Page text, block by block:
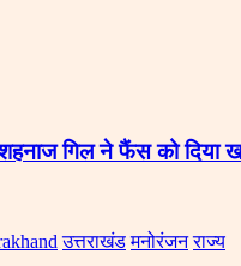
गिल ने फैंस को दिया
उत्तराखंड मनोरंजन राज्य